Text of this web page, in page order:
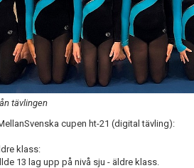
tävlingen
cupen ht-21 (digital tävling):
klass:
13 lag upp på nivå sju - äldre klass.